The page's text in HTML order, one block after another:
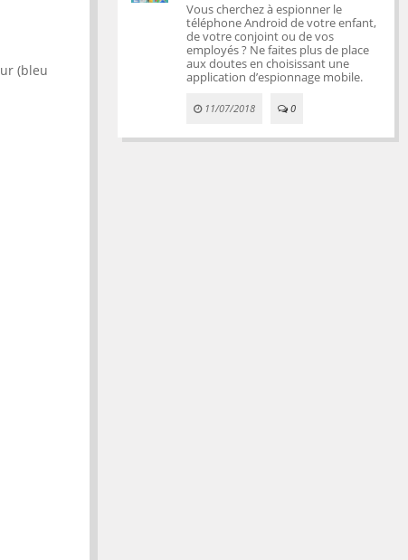
(bleu
Vous cherchez à espionner le
téléphone Android de votre enfant,
de votre conjoint ou de vos
employés ? Ne faites plus de place
aux doutes en choisissant une
application d’espionnage mobile.
11/07/2018 0